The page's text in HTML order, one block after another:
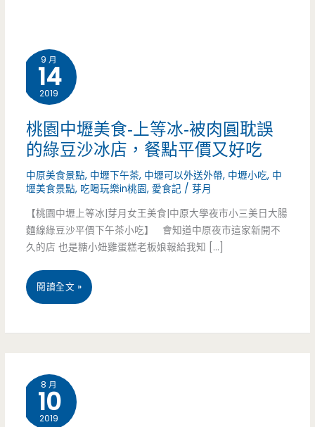
9 月
14
2019
桃園中壢美食-上等冰-被肉圓耽誤
的綠豆沙冰店，餐點平價又好吃
中原美食景點, 中壢下午茶, 中壢可以外送外帶, 中壢小吃, 中
壢美食景點, 吃喝玩樂in桃園, 愛食記 /芽月
【桃園中壢上等冰|芽月女王美食|中原大學夜市小三美日大腸
麵線綠豆沙平價下午茶小吃】 會知道中原夜市這家新開不
久的店 也是糖小妞雞蛋糕老板娘報給我知 […]
桃
美
食-
閱讀全文 »
8 月
10
2019